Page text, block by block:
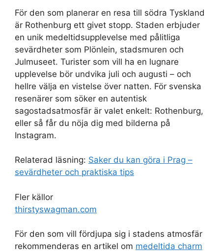
För den som planerar en resa till södra Tyskland
är Rothenburg ett givet stopp. Staden erbjuder
en unik medeltidsupplevelse med pålitliga
sevärdheter som Plönlein, stadsmuren och
Julmuseet. Turister som vill ha en lugnare
upplevelse bör undvika juli och augusti – och
hellre välja en vistelse över natten. För svenska
resenärer som söker en autentisk
sagostadsatmosfär är valet enkelt: Rothenburg,
eller så får du nöja dig med bilderna på
Instagram.
Relaterad läsning: Saker du kan göra i Prag –
sevärdheter och praktiska tips
Fler källor
thirstyswagman.com
För den som vill fördjupa sig i stadens atmosfär
rekommenderas en artikel om medeltida charm